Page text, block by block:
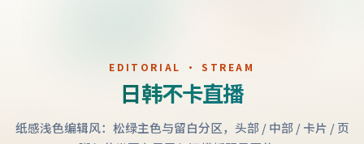
EDITORIAL · STREAM
日韩不卡直播
纸感浅色编辑风：松绿主色与留白分区，头部 / 中部 / 卡片 / 页